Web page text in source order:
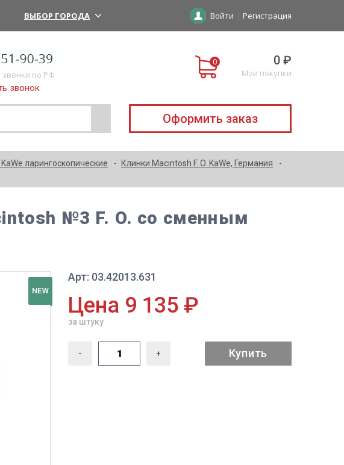
ВЫБОР ГОРОДА Войти Регистрация
звонки по РФ
звонок
0 ₽
Мои покупки
Оформить заказ
ларингоскопические
Клинки Macintosh F. O. KaWe, Германия
№3 F. O. со сменным
NEW
Арт: 03.42013.631
Цена 9 135 ₽
за штуку
- + Купить